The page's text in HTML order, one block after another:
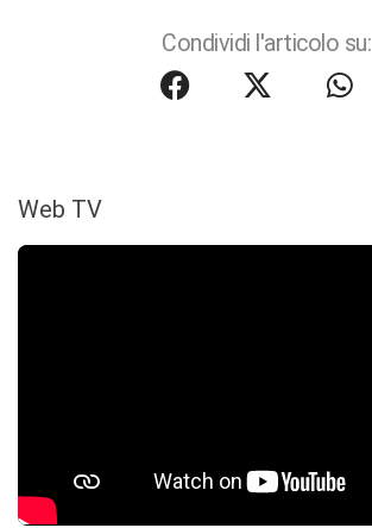
Condividi l'articolo su:
Web TV